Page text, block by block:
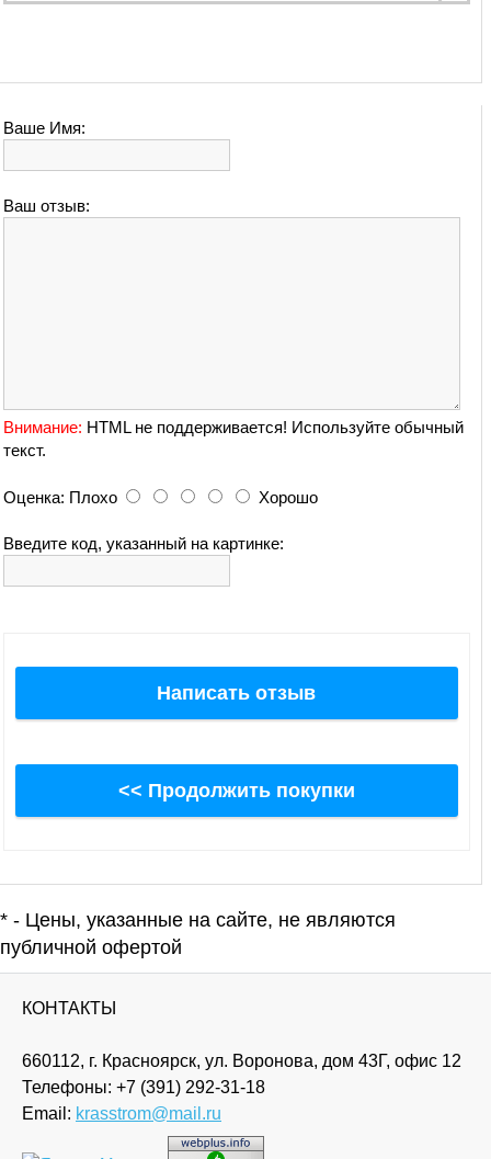
Ваше Имя:
Ваш отзыв:
Внимание: HTML не поддерживается! Используйте обычный
текст.
Оценка: Плохо Хорошо
Введите код, указанный на картинке:
Написать отзыв
<< Продолжить покупки
* - Цены, указанные на сайте, не являются
публичной офертой
КОНТАКТЫ
660112, г. Красноярск, ул. Воронова, дом 43Г, офис 12
Телефоны: +7 (391) 292-31-18
Email: krasstrom@mail.ru